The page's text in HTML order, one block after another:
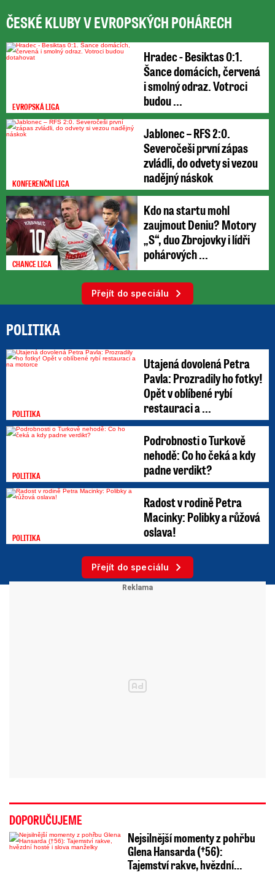
ČESKÉ KLUBY V EVROPSKÝCH POHÁRECH
EVROPSKÁ LIGA
Hradec - Besiktas 0:1.
Šance domácích, červená
i smolný odraz. Votroci
budou ...
KONFERENČNÍ LIGA
Jablonec – RFS 2:0.
Severočeši první zápas
zvládli, do odvety si vezou
nadějný náskok
CHANCE LIGA
Kdo na startu mohl
zaujmout Deniu? Motory
„S“, duo Zbrojovky i lídři
pohárových ...
Přejít do speciálu
POLITIKA
POLITIKA
Utajená dovolená Petra
Pavla: Prozradily ho fotky!
Opět v oblíbené rybí
restauraci a ...
POLITIKA
Podrobnosti o Turkově
nehodě: Co ho čeká a kdy
padne verdikt?
POLITIKA
Radost v rodině Petra
Macinky: Polibky a růžová
oslava!
Přejít do speciálu
DOPORUČUJEME
Nejsilnější momenty z pohřbu
Glena Hansarda (†56):
Tajemství rakve, hvězdní…